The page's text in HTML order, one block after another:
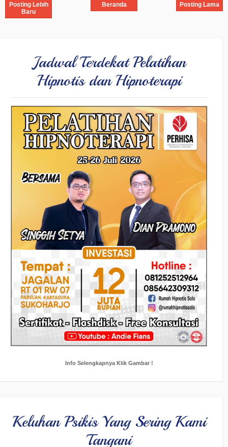
Posting Lebih
Baru
Posting Lama
Beranda
Jadwal Terdekat Pelatihan
Hipnotis dan Hipnoterapi
Info Selengkapnya Klik Gambar !
Keluhan Psikis Yang Sering Kami
Tangani